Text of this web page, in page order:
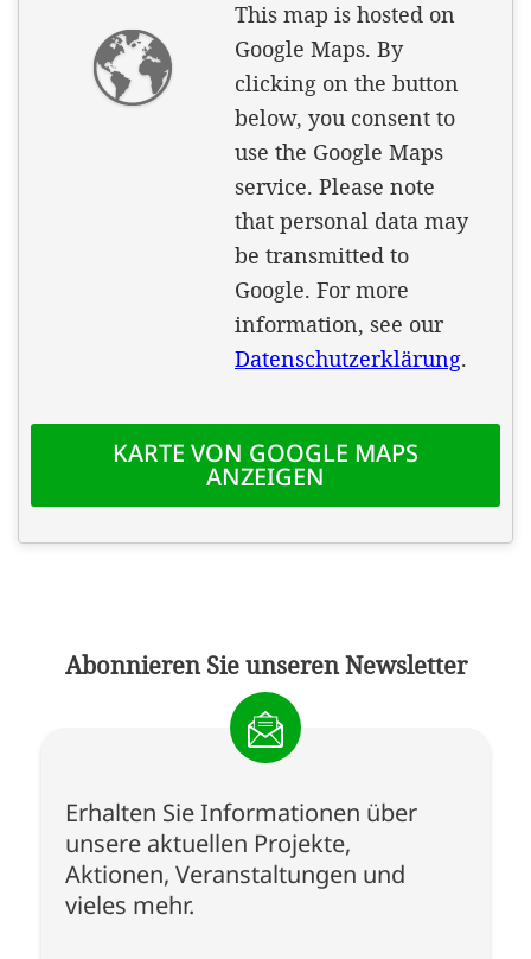
Abonnieren Sie unseren Newsletter
Erhalten Sie Informationen über
unsere aktuellen Projekte,
Aktionen, Veranstaltungen und
vieles mehr.